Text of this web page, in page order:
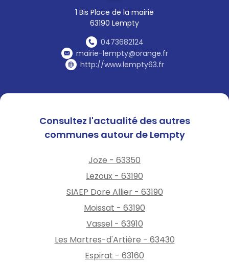
1 Bis Place de la mairie
63190 Lempty
0473682124
mairie-lempty@orange.fr
http://www.lempty63.fr
Consultez l'actualité des autres
communes autour de Lempty
Joze - 63350
Lezoux - 63190
SIAEP Dore Allier - 63190
Moissat - 63190
Vassel - 63910
Les Martres-d'Artière - 63430
Espirat - 63160